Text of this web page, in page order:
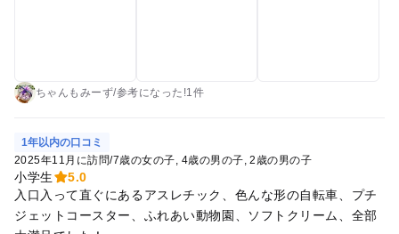
ーメン、試しに注文してみたらとっても美味しかったです！お
羊の赤ちゃんがいて可愛い～！ 13:00過ぎにソフトクリームを
食べましたが、団体客もいて10~15分くらい並んだ気がしま
す。 あっさりだけど牛乳の味もしっかりして、密度が高く滑ら
かで美味しかったです！ 10:30から3時間ほどの滞在でした！ 1
日いるなら暑さ対策は必要だなと思いました。 今後大きくなっ
ちゃんもみーず/参考になった!1件
1年以内の口コミ
2025年11月に訪問/7歳の女の子 4歳の男の子 2歳の男の子
小学生
5.0
入口入って直ぐにあるアスレチック、色んな形の自転車、プチ
ジェットコースター、ふれあい動物園、ソフトクリーム、全部